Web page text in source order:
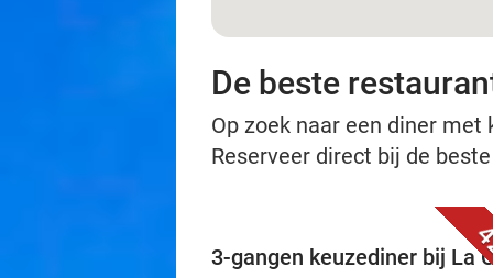
De beste
Op zoek naar een diner
Reserveer direct bij de
3-gangen keuzediner bij La